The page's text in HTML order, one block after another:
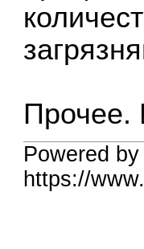
Прочее.
Powered
https://